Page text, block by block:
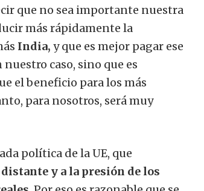
que no sea importante nuestra
más rápidamente la
India, y que es mejor pagar ese
caso, sino que es
el beneficio para los más
para nosotros, será muy
política de la UE, que
y a la presión de los